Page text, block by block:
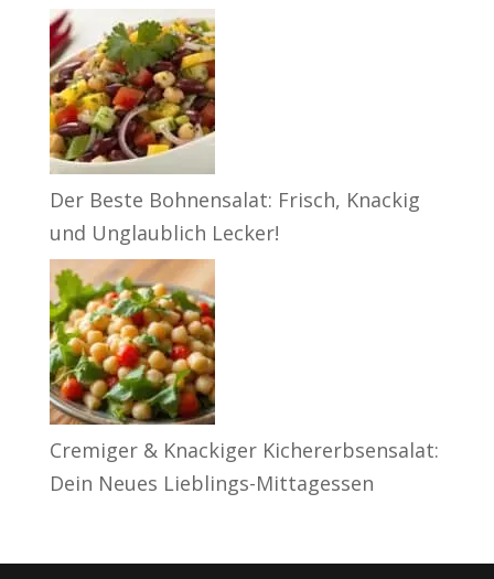
Der Beste Bohnensalat: Frisch, Knackig
und Unglaublich Lecker!
Cremiger & Knackiger Kichererbsensalat:
Dein Neues Lieblings-Mittagessen